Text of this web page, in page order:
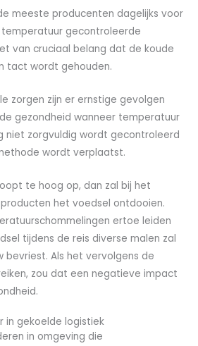
meeste producenten dagelijks voor
temperatuur gecontroleerde
van cruciaal belang dat de koude
tact wordt gehouden.
zorgen zijn er ernstige gevolgen
gezondheid wanneer temperatuur
niet zorgvuldig wordt gecontroleerd
wordt verplaatst.
te hoog op, dan zal bij het
het voedsel ontdooien.
ertoe leiden
tijdens de reis diverse malen zal
bevriest. Als het vervolgens de
zou dat een negatieve impact
in gekoelde logistiek
in omgeving die